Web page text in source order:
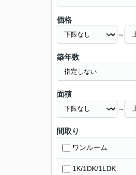
価格
～
築年数
面積
～
間取り
ワンルーム
1K/1DK/1LDK